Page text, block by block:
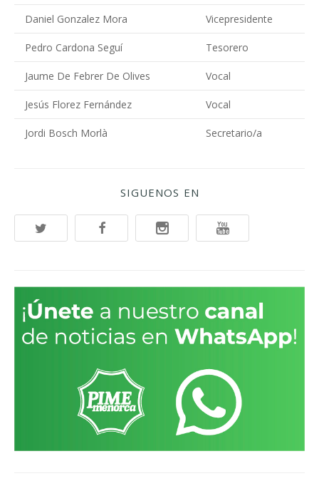
Daniel Gonzalez Mora Vicepresidente
Pedro Cardona Seguí Tesorero
Jaume De Febrer De Olives Vocal
Jesús Florez Fernández Vocal
Jordi Bosch Morlà Secretario/a
SIGUENOS EN